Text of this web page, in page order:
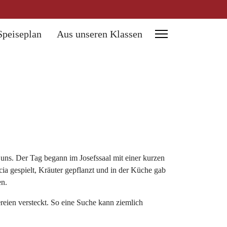
Aus unseren Klassen
Der Tag begann im Josefssaal mit einer kurzen
gespielt, Kräuter gepflanzt und in der Küche gab
versteckt. So eine Suche kann ziemlich